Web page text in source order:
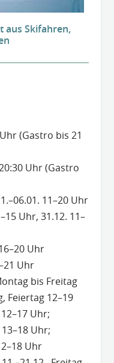
aus Skifahren,
(Gastro bis 21
Uhr (Gastro
11–20 Uhr
Uhr, 31.12. 11–
Uhr
Uhr
bis Freitag
Feiertag 12–19
Uhr;
Uhr;
Uhr